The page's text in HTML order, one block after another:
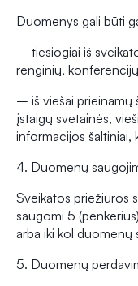
Duomenys gali būti
– tiesiogiai iš
renginių,
– iš viešai prieinamų
įstaigų svetainės,
informacijos šaltiniai,
4. Duomenų
Sveikatos priežiūros
saugomi 5
arba iki kol duomenų
5. Duomenų